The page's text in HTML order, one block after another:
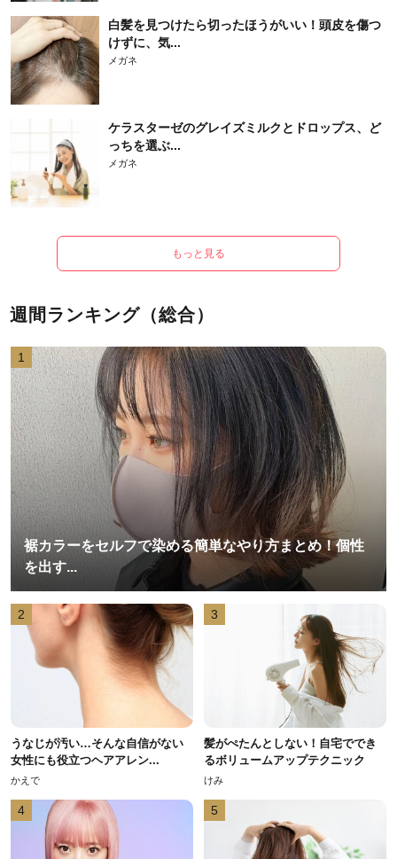
白髪を見つけたら切ったほうがいい！頭皮を傷つ
けずに、気...
メガネ
ケラスターゼのグレイズミルクとドロップス、ど
っちを選ぶ...
メガネ
もっと見る
週間ランキング（総合）
1
裾カラーをセルフで染める簡単なやり方まとめ！個性
を出す...
2
うなじが汚い…そんな自信がない
女性にも役立つヘアアレン...
かえで
3
髪がぺたんとしない！自宅ででき
るボリュームアップテクニック
けみ
4 5